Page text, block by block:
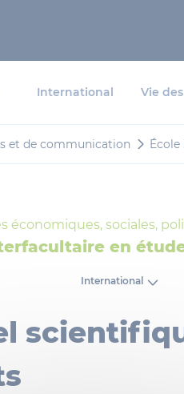
International Vie
et de communication
économiques, sociales,
en
International